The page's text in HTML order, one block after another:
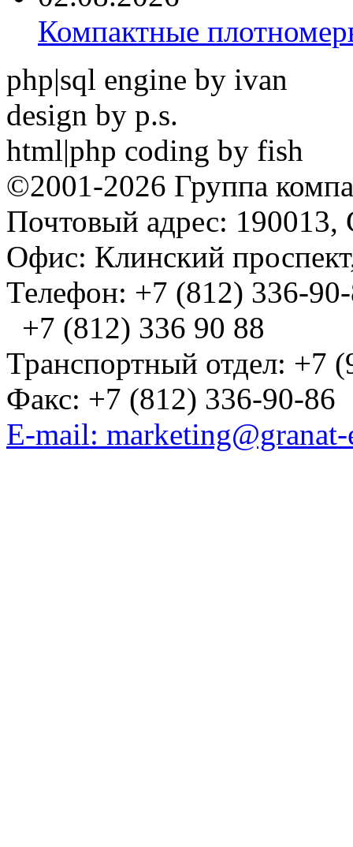
Компактные
php|sql engine by ivan
design by p.s.
html|php coding by fish
©2001-2026 Группа
Почтовый адрес: 190013,
Офис: Клинский
Телефон: +7 (812) 336-
+7 (812) 336 90 88
Транспортный отдел: +7
Факс: +7 (812) 336-90-86
E-mail: